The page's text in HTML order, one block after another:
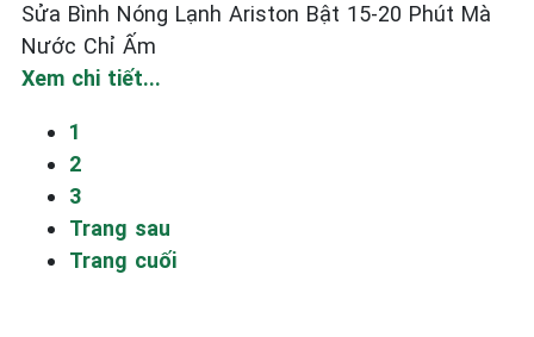
Sửa Bình Nóng Lạnh Ariston Bật 15-20 Phút Mà
Nước Chỉ Ấm
Xem chi tiết...
1
2
3
Trang sau
Trang cuối